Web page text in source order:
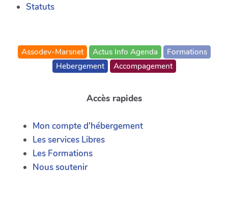
Statuts
Assodev-Marsnet Actus Info Agenda
Formations
Hebergement
Accompagement
Accès rapides
Mon compte d'hébergement
Les services Libres
Les Formations
Nous soutenir